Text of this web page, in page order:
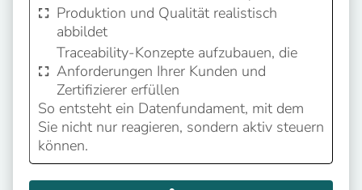
Produktion und Qualität realistisch
abbildet
Traceability-Konzepte aufzubauen, die
Anforderungen Ihrer Kunden und
Zertifizierer erfüllen
So entsteht ein Datenfundament, mit dem
Sie nicht nur reagieren, sondern aktiv steuern
können.